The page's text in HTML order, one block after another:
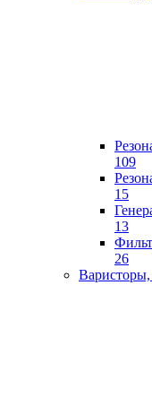
109
15
13
26